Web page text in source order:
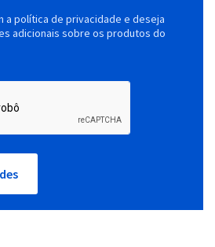
a política de privacidade e deseja
adicionais sobre os produtos do